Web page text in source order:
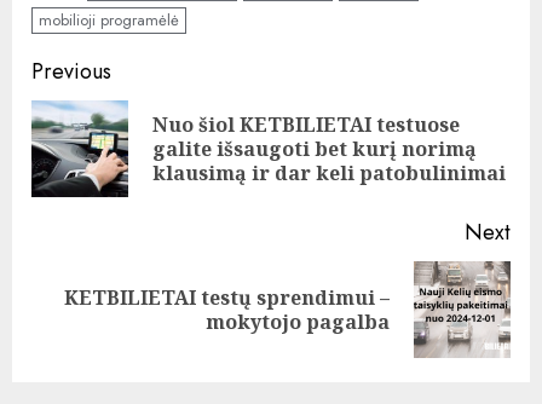
mobilioji programėlė
Continue
Reading
Previous
Nuo šiol KETBILIETAI testuose
galite išsaugoti bet kurį norimą
klausimą ir dar keli patobulinimai
Next
NextKETBILIETAI testų sprendimui –
mokytojo pagalba